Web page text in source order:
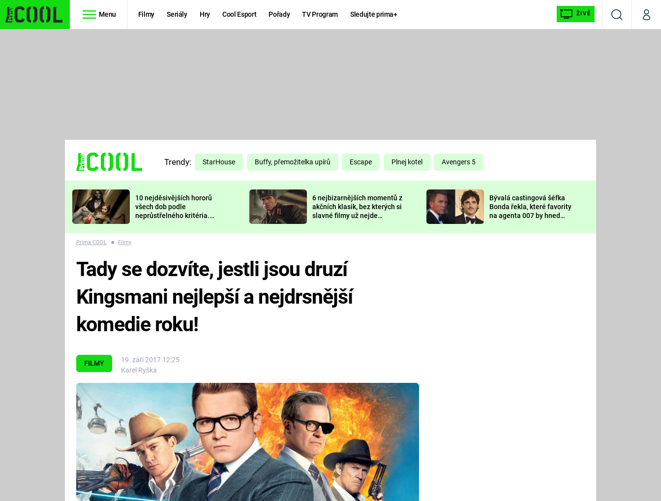
Menu Filmy Seriály Hry Cool Esport Pořady TV Program Sledujte prima+ ŽIVĚ
VyhledáváníMůj
TŘESKU
FUTURAMA
PREDÁTOR
DELIVERANCE
KOMEDIE
CHUCK
NORRIS
DEADPOOL
Prima LAJK
Sledujte nás
Trendy: StarHouse Buffy, přemožitelka upírů Escape Plnej kotel Avengers 5
10 nejděsivějších hororů
všech dob podle
neprůstřelného kritéria.
nejvíc zvednou tep?
6 nejbizarnějších momentů z
akčních klasik, bez kterých si
slavné filmy už nejde
Bývalá castingová šéfka
Bonda řekla, které favority
na agenta 007 by hned
Prima COOL ■ Filmy
FILMY
19. září 2017 12:25
Karel Ryška
Tady se dozvíte, jestli jsou druzí
Kingsmani nejlepší a nejdrsnější
komedie roku!